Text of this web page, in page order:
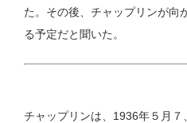
た。その後、チャップリンが向
る予定だと聞いた。
チャップリンは、1936年５月